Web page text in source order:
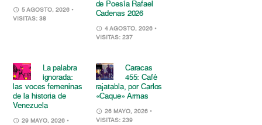
5 AGOSTO, 2026 •
VISITAS: 38
de Poesía Rafael
Cadenas 2026
4 AGOSTO, 2026 •
VISITAS: 237
La palabra
ignorada:
las voces femeninas
de la historia de
Venezuela
29 MAYO, 2026 •
Caracas
455: Café
rajatabla, por Carlos
«Caque» Armas
26 MAYO, 2026 •
VISITAS: 239